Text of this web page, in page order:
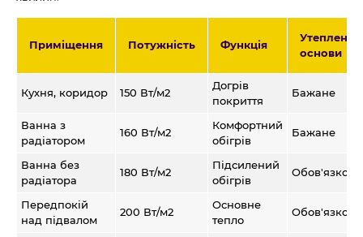
Приміщення Потужність Функція
Утеплення
основи
Кухня, коридор 150 Вт/м2
Догрів
покриття
Бажане
Ванна з
радіатором
160 Вт/м2
Комфортний
обігрів
Бажане
Ванна без
радіатора
180 Вт/м2
Підсилений
обігрів
Обов'язкове
Передпокій
над підвалом
200 Вт/м2
Основне
тепло
Обов'язкове